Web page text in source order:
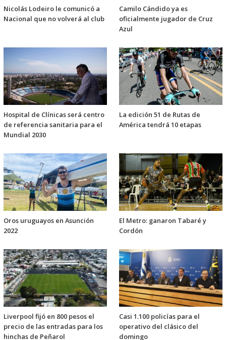
Nicolás Lodeiro le comunicó a
Nacional que no volverá al club
Camilo Cándido ya es
oficialmente jugador de Cruz
Azul
Hospital de Clínicas será centro
de referencia sanitaria para el
Mundial 2030
La edición 51 de Rutas de
América tendrá 10 etapas
Oros uruguayos en Asunción
2022
El Metro: ganaron Tabaré y
Cordón
Liverpool fijó en 800 pesos el
precio de las entradas para los
hinchas de Peñarol
Casi 1.100 policías para el
operativo del clásico del
domingo